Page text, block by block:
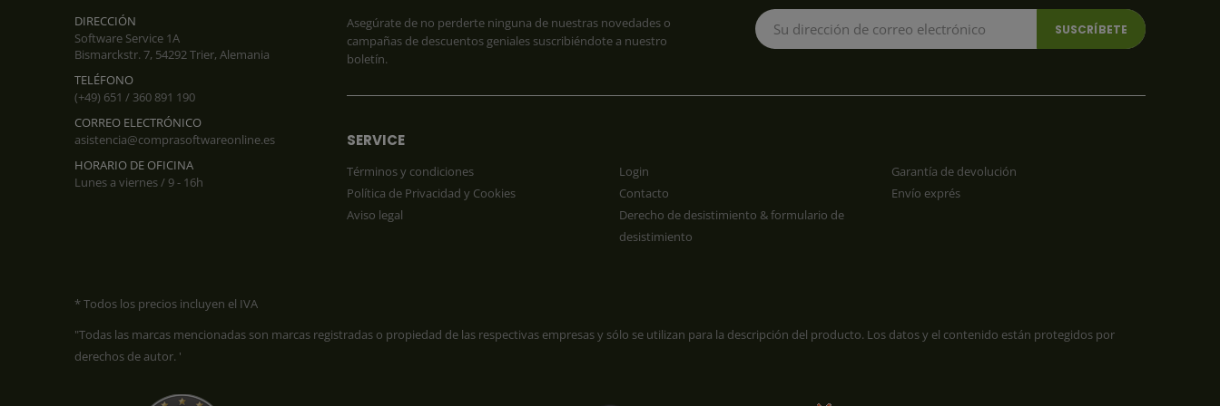
DIRECCIÓN
Software Service 1A
Bismarckstr. 7, 54292 Trier, Alemania
TELÉFONO
(+49) 651 / 360 891 190
CORREO ELECTRÓNICO
asistencia@comprasoftwareonline.es
HORARIO DE OFICINA
Lunes a viernes / 9 - 16h
Asegúrate de no perderte ninguna de nuestras novedades o
campañas de descuentos geniales suscribiéndote a nuestro
boletín.
SERVICE
Términos y condiciones
Política de Privacidad y Cookies
Aviso legal
Login
Contacto
Derecho de desistimiento & formulario de
desistimiento
Garantía de devolución
Envío exprés
* Todos los precios incluyen el IVA
"Todas las marcas mencionadas son marcas registradas o propiedad de las respectivas empresas y sólo se utilizan para la descripción del producto. Los datos y el contenido están protegidos por
derechos de autor. '